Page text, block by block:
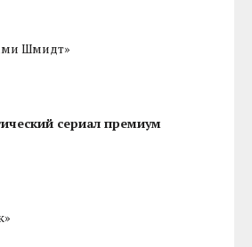
Шмидт»
сериал премиум